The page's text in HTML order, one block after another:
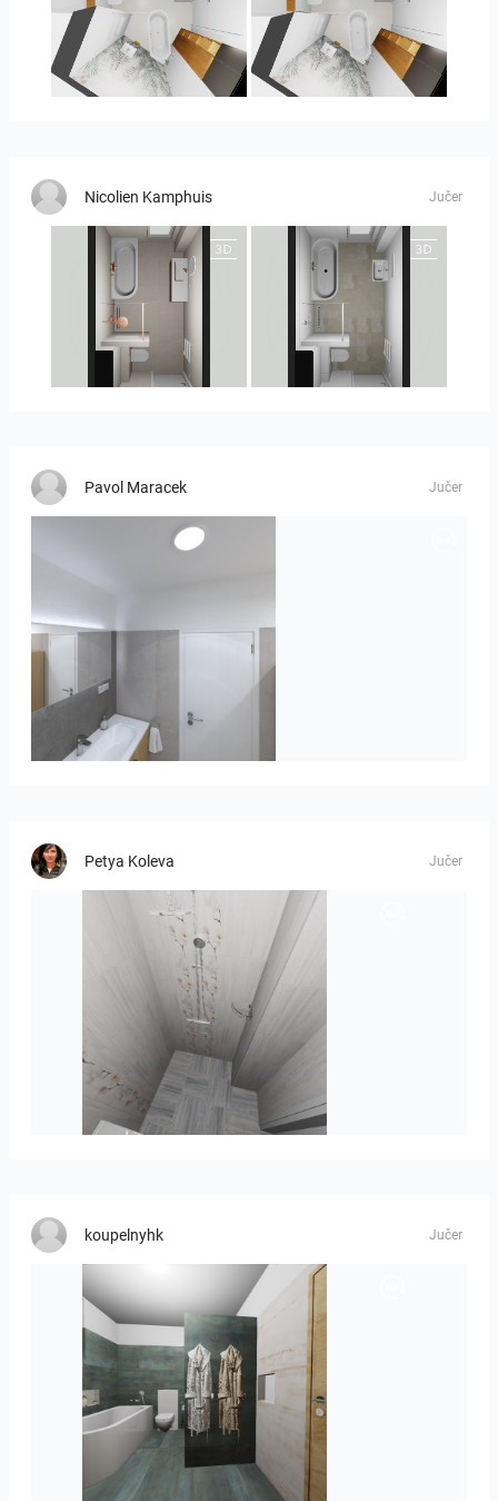
MOULIN MOULIN 2
Nicolien Kamphuis Jučer
25-5010 bnr. 90 25-5010 bnr 90
Pavol Maracek Jučer
Róža-05
Petya Koleva Jučer
Liliya_Stoyanova-01
koupelnyhk Jučer
koupelna-01